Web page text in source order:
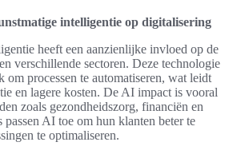
intelligentie op digitalisering
heeft een aanzienlijke invloed op de
verschillende sectoren. Deze technologie
om processen te automatiseren, wat leidt
en lagere kosten. De AI impact is vooral
zoals gezondheidszorg, financiën en
passen AI toe om hun klanten beter te
te optimaliseren.